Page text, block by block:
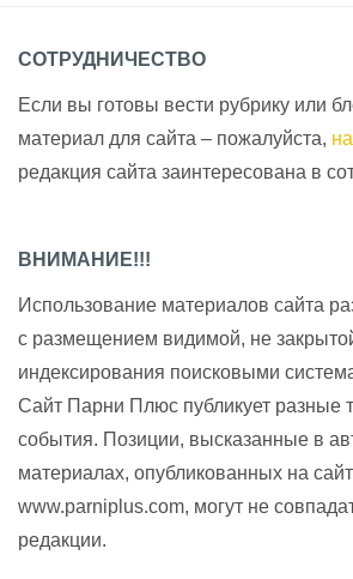
СОТРУДНИЧЕСТВО
Если вы готовы вести рубрику или
материал для сайта – пожалуйста,
редакция сайта заинтересована в
ВНИМАНИЕ!!!
Использование материалов сайта
с размещением видимой, не
индексирования поисковыми
Сайт Парни Плюс публикует разные
события. Позиции, высказанные в
материалах, опубликованных на
www.parniplus.com, могут не
редакции.